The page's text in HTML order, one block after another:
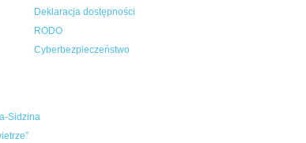
Deklaracja dostępności
RODO
Cyberbezpieczeństwo
Sidzina